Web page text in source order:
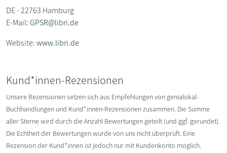
DE - 22763 Hamburg
E-Mail:GPSR@libri.de
Website:www.libri.de
Kund*innen-Rezensionen
Unsere Rezensionen setzen sich aus Empfehlungen von genialokal-
Buchhandlungen und Kund*innen-Rezensionen zusammen. Die Summe
aller Sterne wird durch die Anzahl Bewertungen geteilt (und ggf. gerundet).
Die Echtheit der Bewertungen wurde von uns nicht überprüft. Eine
Rezension der Kund*innen ist jedoch nur mit Kundenkonto möglich.